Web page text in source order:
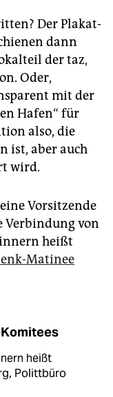
Der Plakat-
dann
der taz,
Oder,
mit der
Hafen“ für
also, die
ist, aber auch
wird.
Vorsitzende
Verbindung von
heißt
Matinee
heißt
Polittbüro